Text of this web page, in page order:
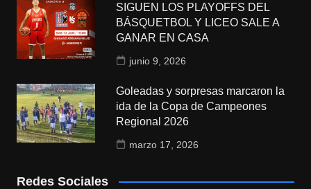
SIGUEN LOS PLAYOFFS DEL
BÁSQUETBOL Y LICEO SALE A
GANAR EN CASA
junio 9, 2026
Goleadas y sorpresas marcaron la
ida de la Copa de Campeones
Regional 2026
marzo 17, 2026
Redes Sociales